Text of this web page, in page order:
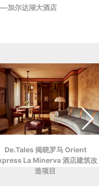
加尔达湖大酒店
De.Tales 揭晓罗马 Orient
La Minerva 酒店建筑改
造项目